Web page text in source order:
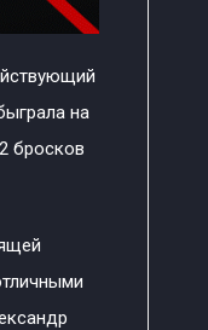
на
бросков